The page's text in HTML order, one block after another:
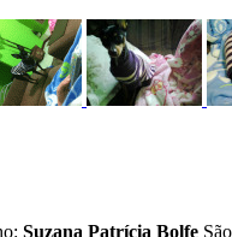
Suzana Patrícia Bolfe